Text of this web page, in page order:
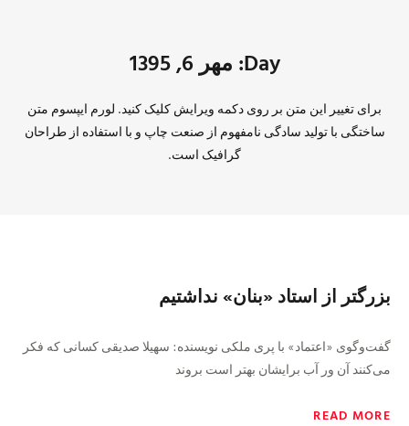
Day: مهر 6, 1395
برای تغییر این متن بر روی دکمه ویرایش کلیک کنید. لورم ایپسوم متن
ساختگی با تولید سادگی نامفهوم از صنعت چاپ و با استفاده از طراحان
گرافیک است.
بزرگتر از استاد «بنان» نداشتيم
گفت‌وگوی «اعتماد» با پری ملكی نويسنده: سهيلا صديقی كسانی كه فكر
می‌كنند آن ور آب برایشان بهتر است بروند
READ MORE